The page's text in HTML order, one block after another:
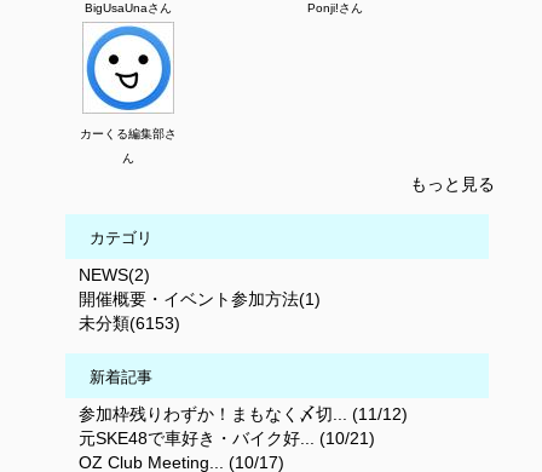
BigUsaUnaさん Ponji!さん
カーくる編集部さ
ん
もっと見る
カテゴリ
NEWS(2)
開催概要・イベント参加方法(1)
未分類(6153)
新着記事
参加枠残りわずか！まもなく〆切... (11/12)
元SKE48で車好き・バイク好... (10/21)
OZ Club Meeting... (10/17)